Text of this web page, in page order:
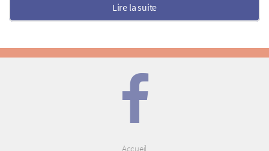
Lire la suite
Accueil